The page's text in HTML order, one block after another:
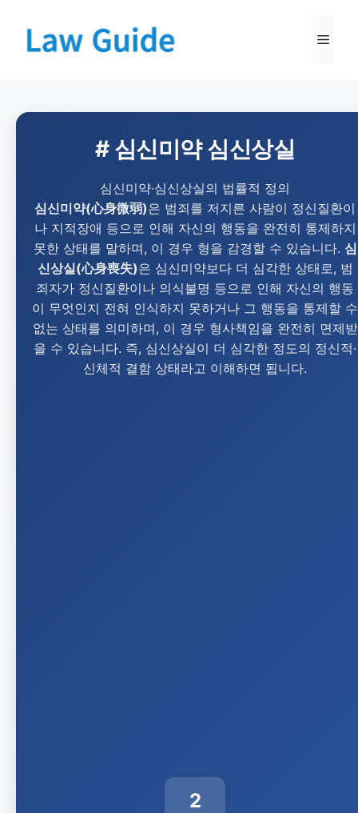
# 심신미약 심신상실
심신미약·심신상실의 법률적 정의
심신미약(心身微弱)은 범죄를 저지른 사람이 정신질환이
나 지적장애 등으로 인해 자신의 행동을 완전히 통제하지
못한 상태를 말하며, 이 경우 형을 감경할 수 있습니다. 심
신상실(心身喪失)은 심신미약보다 더 심각한 상태로, 범
죄자가 정신질환이나 의식불명 등으로 인해 자신의 행동
이 무엇인지 전혀 인식하지 못하거나 그 행동을 통제할 수
없는 상태를 의미하며, 이 경우 형사책임을 완전히 면제받
을 수 있습니다. 즉, 심신상실이 더 심각한 정도의 정신적·
신체적 결함 상태라고 이해하면 됩니다.
2